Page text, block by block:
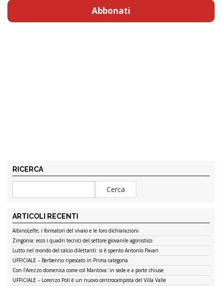
Abbonati
RICERCA
ARTICOLI RECENTI
AlbinoLeffe, i formatori del vivaio e le loro dichiarazioni
Zingonia: ecco i quadri tecnici del settore giovanile agonistico
Lutto nel mondo del calcio dilettanti: si è spento Antonio Pavan
UFFICIALE – Berbenno ripescato in Prima categoria
Con l’Arezzo domenica come col Mantova: in sede e a porte chiuse
UFFICIALE – Lorenzo Poli è un nuovo centrocampista del Villa Valle